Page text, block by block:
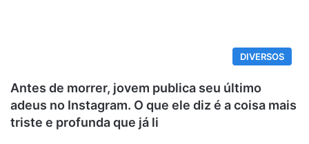
DIVERSOS
Antes de morrer, jovem publica seu último
adeus no Instagram. O que ele diz é a coisa mais
triste e profunda que já li